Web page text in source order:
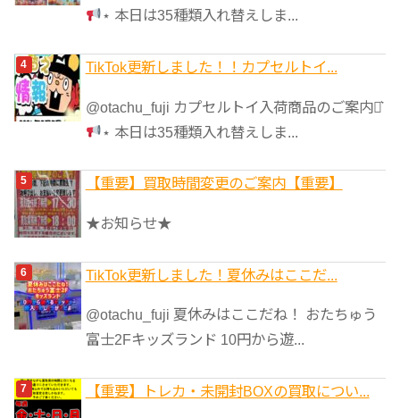
⋆ 本日は35種類入れ替えしま...
TikTok更新しました！！カプセルトイ...
@otachu_fuji カプセルトイ入荷商品のご案内⋆͛
⋆ 本日は35種類入れ替えしま...
【重要】買取時間変更のご案内【重要】
★お知らせ★
TikTok更新しました！夏休みはここだ...
@otachu_fuji 夏休みはここだね！ おたちゅう
富士2Fキッズランド 10円から遊...
【重要】トレカ・未開封BOXの買取につい...